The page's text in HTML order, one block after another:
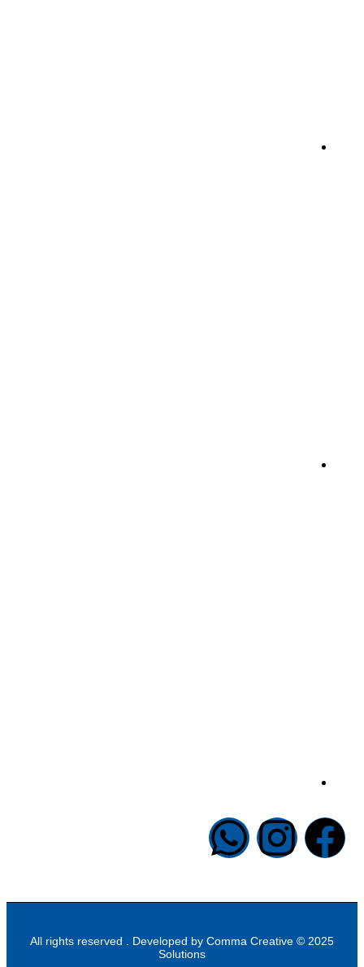
2025 © All rights reserved . Developed by
Comma Creative
Solutions